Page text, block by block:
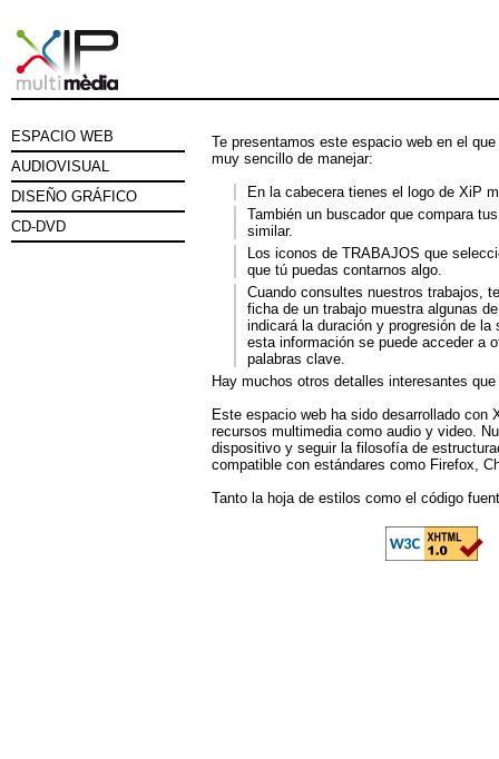
ESPACIO WEB
AUDIOVISUAL
DISEÑO GRÁFICO
CD-DVD
Te presentamos este espacio web en el
muy sencillo de manejar:
En la cabecera tienes el logo de XiP
También un buscador que compara
similar.
Los iconos de TRABAJOS que
que tú puedas contarnos algo.
Cuando consultes nuestros trabajos,
ficha de un trabajo muestra algunas
indicará la duración y progresión de
esta información se puede acceder a
palabras clave.
Hay muchos otros detalles interesantes
Este espacio web ha sido desarrollado
recursos multimedia como audio y video.
dispositivo y seguir la filosofía de
compatible con estándares como Firefox,
Tanto la hoja de estilos como el código